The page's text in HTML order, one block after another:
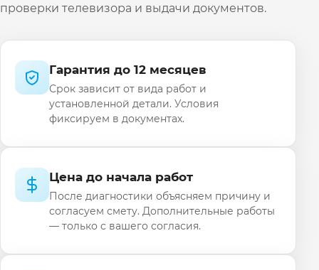
проверки телевизора и выдачи документов.
Гарантия до 12 месяцев
Срок зависит от вида работ и
установленной детали. Условия
фиксируем в документах.
Цена до начала работ
После диагностики объясняем причину и
согласуем смету. Дополнительные работы
— только с вашего согласия.